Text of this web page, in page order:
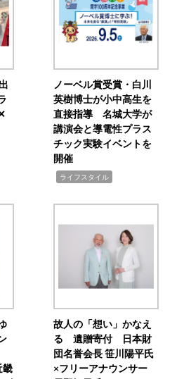
ノーベル賞受賞・白川
英樹博士が小中高生を
直接指導 名城大学が
講演会と導電性プラス
チック実験イベントを
開催
ライフスタイル
畿
故人の「想い」かなえ
る 遺贈寄付 日本財
団名誉会長 笹川陽平氏
×フリーアナウンサー